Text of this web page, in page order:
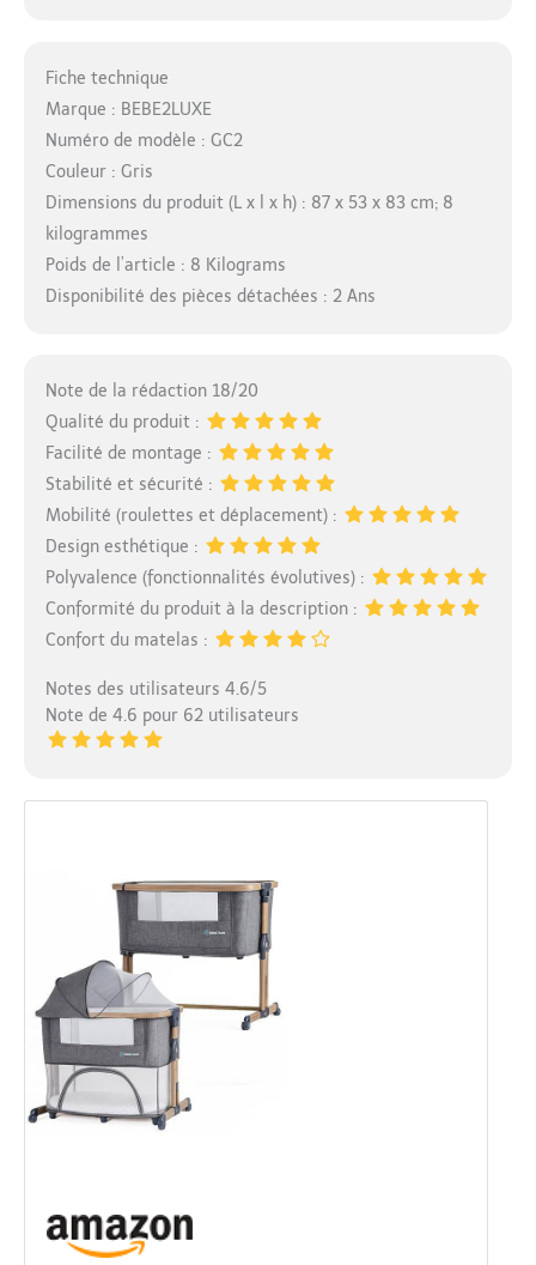
Fiche technique
Marque : BEBE2LUXE
Numéro de modèle : GC2
Couleur : Gris
Dimensions du produit (L x l x h) : 87 x 53 x 83 cm; 8
kilogrammes
Poids de l’article : 8 Kilograms
Disponibilité des pièces détachées : 2 Ans
Note de la rédaction 18/20
Qualité du produit :
Facilité de montage :
Stabilité et sécurité :
Mobilité (roulettes et déplacement) :
Design esthétique :
Polyvalence (fonctionnalités évolutives) :
Conformité du produit à la description :
Confort du matelas :
Notes des utilisateurs 4.6/5
Note de 4.6 pour 62 utilisateurs